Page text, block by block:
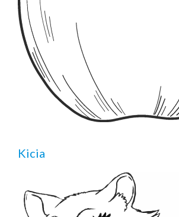
Kicia